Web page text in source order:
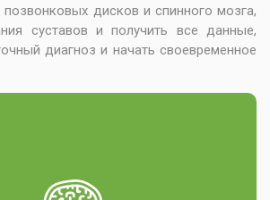
позвонковых дисков и спинного мозга,
суставов и получить все данные,
диагноз и начать своевременное